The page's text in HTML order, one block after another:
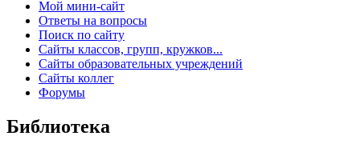
Мой мини-сайт
Ответы на вопросы
Поиск по сайту
Сайты классов, групп, кружков...
Сайты образовательных учреждений
Сайты коллег
Форумы
Библиотека